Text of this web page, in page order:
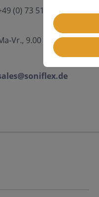
(0) 73 51 - 34 02 861
Vr., 9.00 uur - 12.00 uur